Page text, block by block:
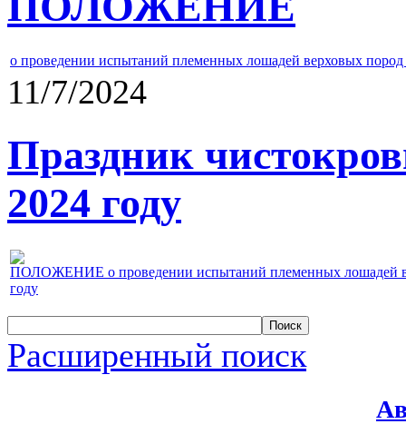
о проведении испытаний племенных лошадей верховых
11/7/2024
Праздник
2024 году
ПОЛОЖЕНИЕ о проведении испытаний племенных лошадей
году
Расширенный поиск